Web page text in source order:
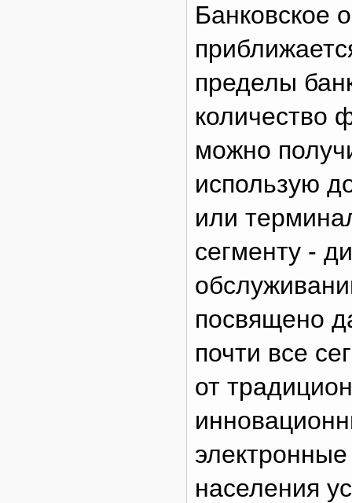
Банковское
пределы
количество
можно
использую
или
сегменту -
посвящено
почти все
от
населения